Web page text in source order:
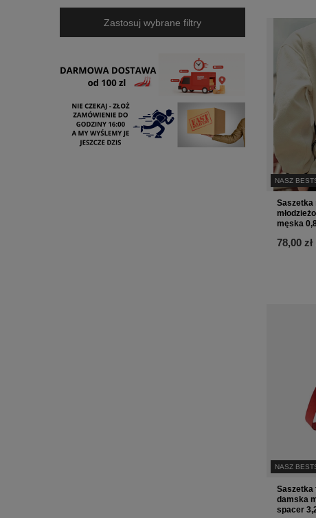
Zastosuj wybrane filtry
NASZ
Saszetka
męska
78,00 zł
NASZ
Saszetka
damska
spacer